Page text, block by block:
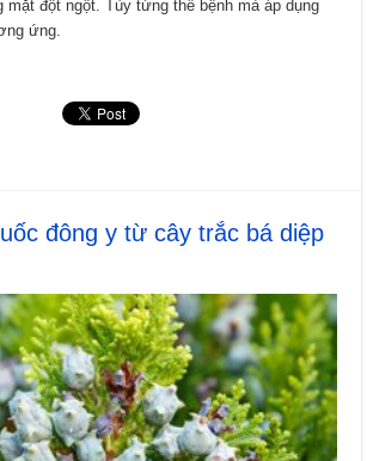
mặt đột ngột. Tùy từng thể bệnh mà áp dụng
ứng.
đông y từ cây trắc bá diệp